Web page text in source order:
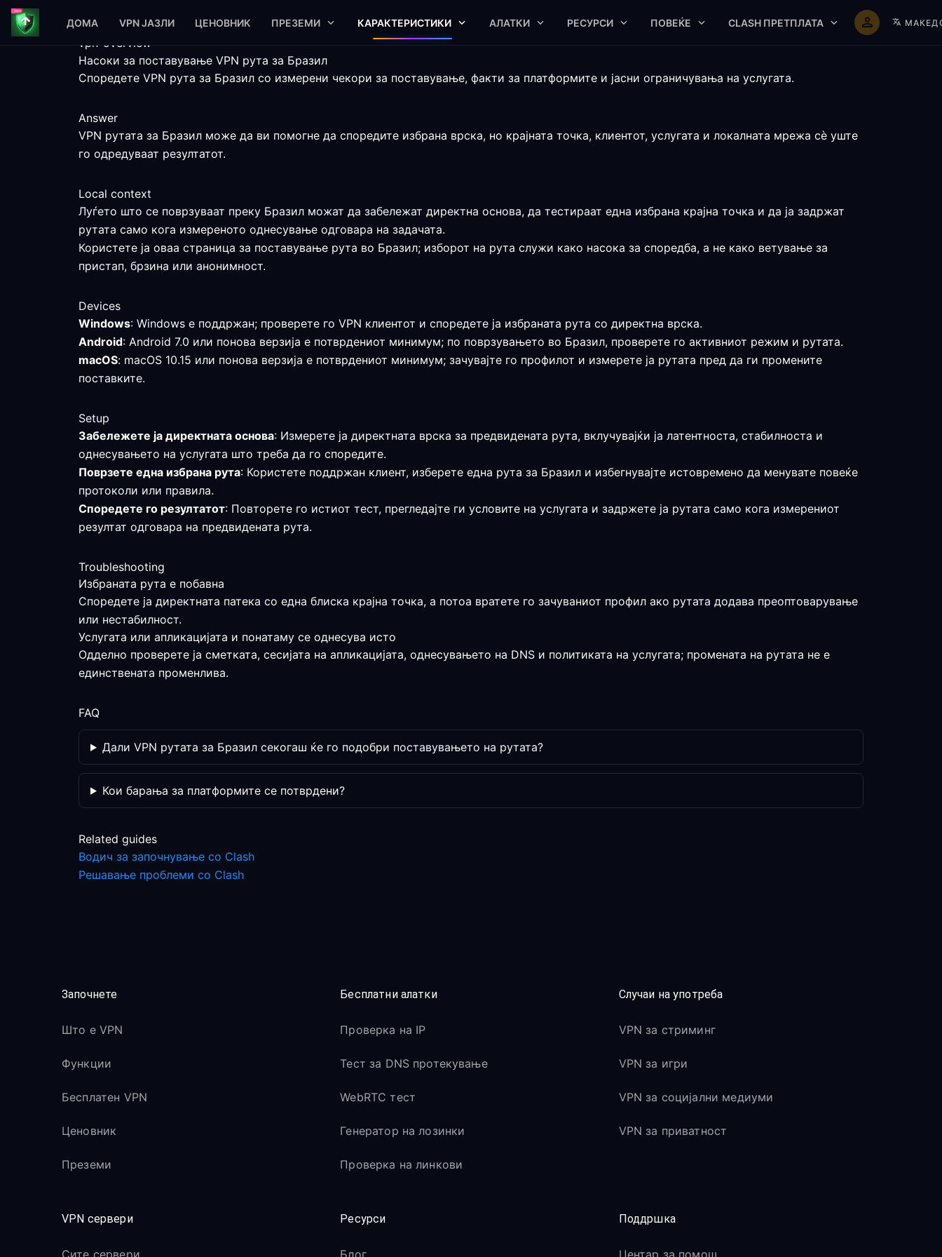
ДОМА VPN ЈАЗЛИ ЦЕНОВНИК ПРЕЗЕМИ КАРАКТЕРИСТИКИ АЛАТКИ РЕСУРСИ ПОВЕЌЕ CLASH ПРЕТПЛАТА
vpn-overview
Насоки за поставување VPN рута за Бразил
Споредете VPN рута за Бразил со измерени чекори за поставување, факти за платформите и јасни ограничувања на услугата.
Answer
VPN рутата за Бразил може да ви помогне да споредите избрана врска, но крајната точка, клиентот, услугата и локалната мрежа сè уште
го одредуваат резултатот.
Local context
Луѓето што се поврзуваат преку Бразил можат да забележат директна основа, да тестираат една избрана крајна точка и да ја задржат
рутата само кога измереното однесување одговара на задачата.
Користете ја оваа страница за поставување рута во Бразил; изборот на рута служи како насока за споредба, а не како ветување за
пристап, брзина или анонимност.
Devices
Windows: Windows е поддржан; проверете го VPN клиентот и споредете ја избраната рута со директна врска.
Android: Android 7.0 или понова верзија е потврдениот минимум; по поврзувањето во Бразил, проверете го активниот режим и рутата.
macOS: macOS 10.15 или понова верзија е потврдениот минимум; зачувајте го профилот и измерете ја рутата пред да ги промените
поставките.
Setup
Забележете ја директната основа: Измерете ја директната врска за предвидената рута, вклучувајќи ја латентноста, стабилноста и
однесувањето на услугата што треба да го споредите.
Поврзете една избрана рута: Користете поддржан клиент, изберете една рута за Бразил и избегнувајте истовремено да менувате повеќе
протоколи или правила.
Споредете го резултатот: Повторете го истиот тест, прегледајте ги условите на услугата и задржете ја рутата само кога измерениот
резултат одговара на предвидената рута.
Troubleshooting
Избраната рута е побавна
Споредете ја директната патека со една блиска крајна точка, а потоа вратете го зачуваниот профил ако рутата додава преоптоварување
или нестабилност.
Услугата или апликацијата и понатаму се однесува исто
Одделно проверете ја сметката, сесијата на апликацијата, однесувањето на DNS и политиката на услугата; промената на рутата не е
единствената променлива.
FAQ
Дали VPN рутата за Бразил секогаш ќе го подобри поставувањето на рутата?
Кои барања за платформите се потврдени?
Related guides
Водич за започнување со Clash
Решавање проблеми со Clash
Започнете
Што е VPN
Функции
Бесплатен VPN
Ценовник
Преземи
Бесплатни алатки
Проверка на IP
Тест за DNS протекување
WebRTC тест
Генератор на лозинки
Проверка на линкови
Случаи на употреба
VPN за стриминг
VPN за игри
VPN за социјални медиуми
VPN за приватност
VPN сервери
Сите сервери
Ресурси
Блог
Поддршка
Центар за помош